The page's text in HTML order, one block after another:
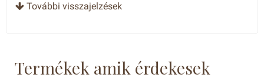
További visszajelzések
Termékek amik érdekesek